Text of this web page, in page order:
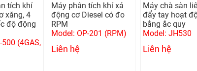
khí xả
có đo
(RPM)
Máy chà sàn liên hợp
đẩy tay hoạt động
bằng ắc quy
Model: JH530
Liên hệ
Máy chà sàn
ngồi lái hoạt
bằng ắc quy
Model: JH660
Liên hệ